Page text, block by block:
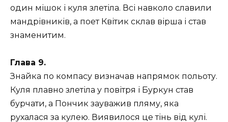
один мішок і куля злетіла. Всі навколо славили
мандрівників, а поет Квітик склав вірша і став
знаменитим.
Глава 9.
Знайка по компасу визначав напрямок польоту.
Куля плавно злетіла у повітря і Буркун став
бурчати, а Пончик зауважив пляму, яка
рухалася за кулею. Виявилося це тінь від кулі.